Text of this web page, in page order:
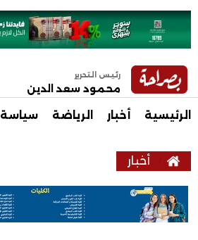
رئيس التحرير
محمود سعد الدين
الرئيسية أخبار الرياضة سياسة
أخبار